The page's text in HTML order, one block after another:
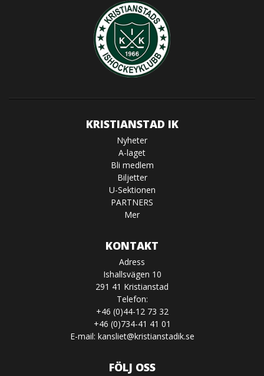
KRISTIANSTAD IK
Nyheter
A-laget
Bli medlem
Biljetter
U-Sektionen
PARTNERS
Mer
KONTAKT
Adress
Ishallsvägen 10
291 41 Kristianstad
Telefon:
+46 (0)44-12 73 32
+46 (0)734-41 41 01
E-mail: kansliet@kristianstadik.se
FÖLJ OSS